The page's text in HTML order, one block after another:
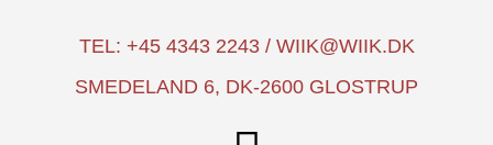
TEL: +45 4343 2243 / WIIK@WIIK.DK
SMEDELAND 6, DK-2600 GLOSTRUP